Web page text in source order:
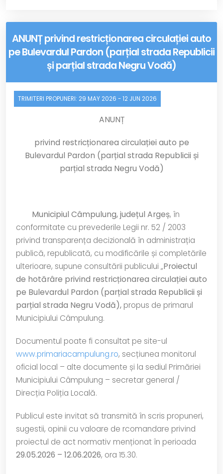
ANUNȚ privind restricționarea circulației auto
pe Bulevardul Pardon (parțial strada Republicii
și parțial strada Negru Vodă)
TRIMITERI PROPUNERI: 29 MAY 2026 -12 JUN 2026
ANUNȚ
privind restricționarea circulației auto pe
Bulevardul Pardon (parțial strada Republicii și
parțial strada Negru Vodă)
Municipiul Câmpulung, județul Argeș, în
conformitate cu prevederile Legii nr. 52 / 2003
privind transparența decizională în administrația
publică, republicată, cu modificările și completările
ulterioare, supune consultării publicului „Proiectul
de hotărâre privind restricționarea circulației auto
pe Bulevardul Pardon (parțial strada Republicii și
parțial strada Negru Vodă), propus de primarul
Municipiului Câmpulung.
Documentul poate fi consultat pe site-ul
www.primariacampulung.ro, secțiunea monitorul
oficial local – alte documente și la sediul Primăriei
Municipiului Câmpulung – secretar general /
Direcția Poliția Locală.
Publicul este invitat să transmită în scris propuneri,
sugestii, opinii cu valoare de rcomandare privind
proiectul de act normativ menționat în perioada
29.05.2026 – 12.06.2026, ora 15.30.